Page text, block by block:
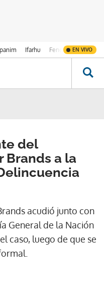
Ifarhu Fenómeno de El
EN VIVO
del
Brands a la
acudió junto con
General de la Nación
caso, luego de que se